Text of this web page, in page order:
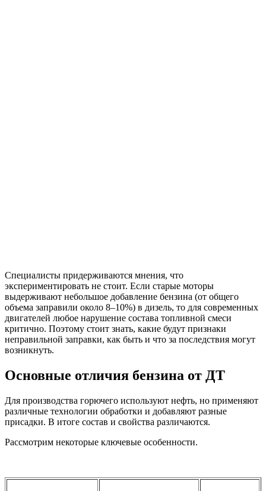
Специалисты придерживаются мнения, что
экспериментировать не стоит. Если старые моторы
выдерживают небольшое добавление бензина (от общего
объема заправили около 8–10%) в дизель, то для современных
двигателей любое нарушение состава топливной смеси
критично. Поэтому стоит знать, какие будут признаки
неправильной заправки, как быть и что за последствия могут
возникнуть.
Основные отличия бензина от ДТ
Для производства горючего используют нефть, но применяют
различные технологии обработки и добавляют разные
присадки. В итоге состав и свойства различаются.
Рассмотрим некоторые ключевые особенности.